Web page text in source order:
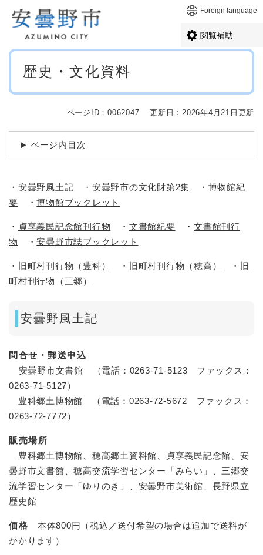
メニューを飛ばして本文へ Foreign language
閲覧補助
本
歴史・文化資料
ページID：0062047 更新日：2026年4月21日更新
ページ内目次
・ 安曇野風土記 ・ 安曇野市の文化財第2集 ・ 博物館紀
要 ・博物館ブックレット
・ 貞享義民記念館刊行物 ・ 文書館紀要 ・ 文書館刊行
物
・安曇野市誌ブックレット
・ 旧町村刊行物（豊科） ・ 旧町村刊行物（穂高） ・
旧
町村刊行物（三郷）
安曇野風土記
問合せ・郵送申込
安曇野市文書館 （電話：0263-71-5123 ファックス：
0263-71-5127）
豊科郷土博物館 （電話：0263-72-5672 ファックス：
0263-72-7772）
販売場所
豊科郷土博物館、穂高郷土資料館、貞享義民記念館、安
曇野市文書館、穂高交流学習センター「みらい」、三郷交
流学習センター「ゆりのき」、安曇野市美術館、長野県立
歴史館
価格 本体800円（税込／送付希望の場合は追加で送料が
かかります）